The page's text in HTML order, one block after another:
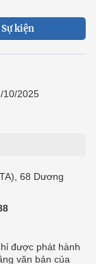
Sự kiện
10/2025
68 Dương
được phát hành
văn bản của